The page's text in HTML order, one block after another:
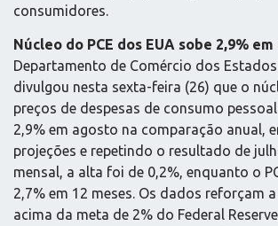
consumidores.
Núcleo do PCE dos EUA sobe 2,9%
Departamento de Comércio dos
divulgou nesta sexta-feira (26) que o
preços de despesas de consumo pessoal
2,9% em agosto na comparação anual,
projeções e repetindo o resultado de
mensal, a alta foi de 0,2%, enquanto o
2,7% em 12 meses. Os dados reforçam
acima da meta de 2% do Federal